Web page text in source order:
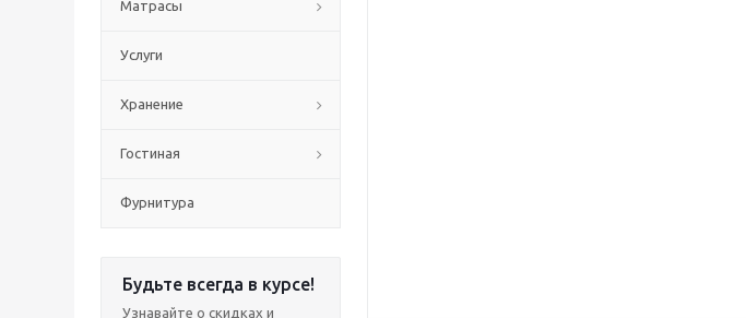
Матрасы
Услуги
Хранение
Гостиная
Фурнитура
Будьте всегда в курсе!
Узнавайте о скидках и